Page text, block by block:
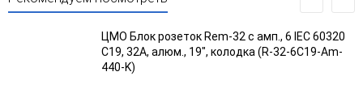
ЦМО Блок розеток Rem-32 с амп., 6 IEC 60320
C19, 32А, алюм., 19", колодка (R-32-6C19-Am-
440-K)